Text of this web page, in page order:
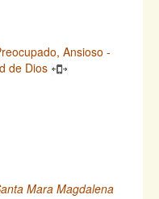
Ansioso -
de Dios
Mara Magdalena